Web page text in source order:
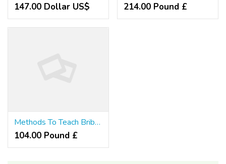
147.00 Dollar US$ 214.00 Pound £
Methods To Teach Bribe Vardenafil 20mg Online Comment Here
104.00 Pound £